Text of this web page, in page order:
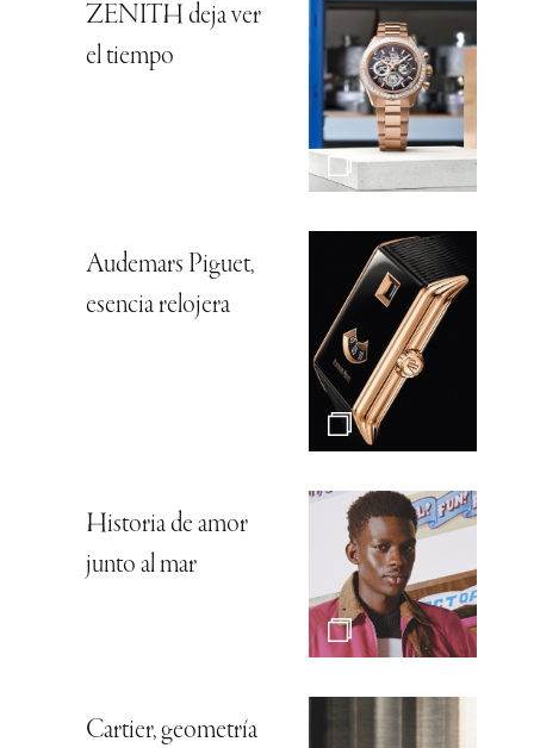
ZENITH deja ver
el tiempo
Audemars Piguet,
esencia relojera
Historia de amor
junto al mar
Cartier, geometría